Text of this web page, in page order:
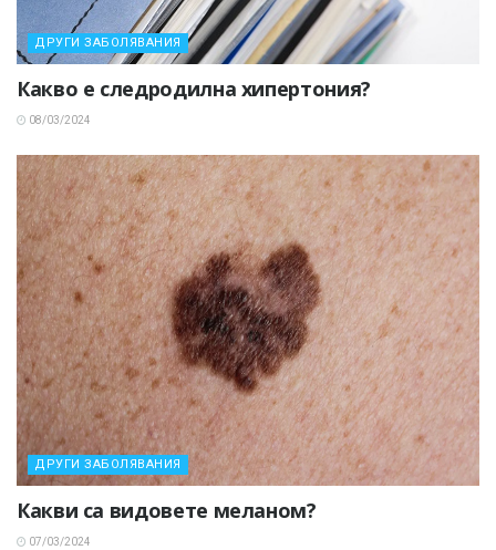
ДРУГИ ЗАБОЛЯВАНИЯ
Какво е следродилна хипертония?
08/03/2024
ДРУГИ ЗАБОЛЯВАНИЯ
Какви са видовете меланом?
07/03/2024